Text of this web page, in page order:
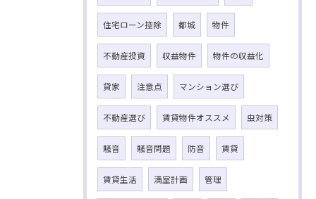
住宅ローン控除 都城 物件
不動産投資 収益物件 物件の収益化
貸家 注意点 マンション選び
不動産選び 賃貸物件オススメ 虫対策
騒音 騒音問題 防音 賃貸
賃貸生活 満室計画 管理